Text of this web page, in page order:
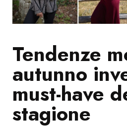
Tendenze
autunno
must-have
stagione